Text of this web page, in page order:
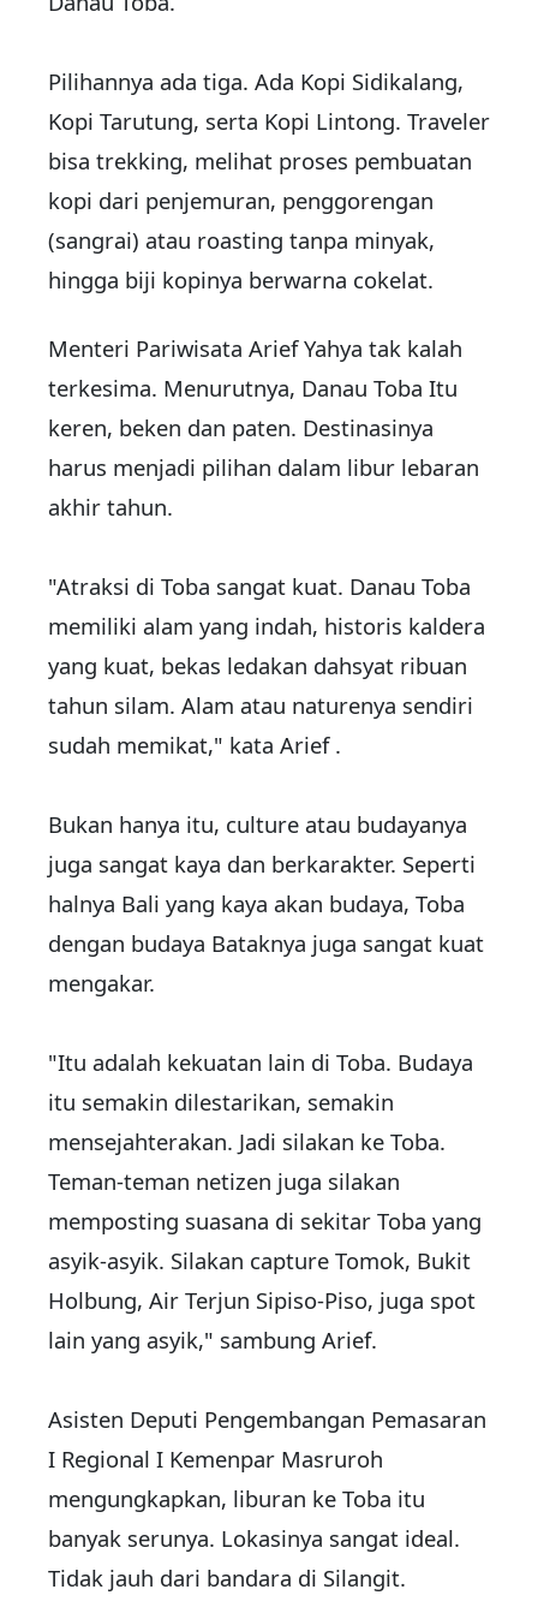
Pilihannya ada tiga. Ada Kopi Sidikalang,
Kopi Tarutung, serta Kopi Lintong. Traveler
bisa trekking, melihat proses pembuatan
kopi dari penjemuran, penggorengan
(sangrai) atau roasting tanpa minyak,
hingga biji kopinya berwarna cokelat.
Menteri Pariwisata Arief Yahya tak kalah
terkesima. Menurutnya, Danau Toba Itu
keren, beken dan paten. Destinasinya
harus menjadi pilihan dalam libur lebaran
akhir tahun.
"Atraksi di Toba sangat kuat. Danau Toba
memiliki alam yang indah, historis kaldera
yang kuat, bekas ledakan dahsyat ribuan
tahun silam. Alam atau naturenya sendiri
sudah memikat," kata Arief .
Bukan hanya itu, culture atau budayanya
juga sangat kaya dan berkarakter. Seperti
halnya Bali yang kaya akan budaya, Toba
dengan budaya Bataknya juga sangat kuat
mengakar.
"Itu adalah kekuatan lain di Toba. Budaya
itu semakin dilestarikan, semakin
mensejahterakan. Jadi silakan ke Toba.
Teman-teman netizen juga silakan
memposting suasana di sekitar Toba yang
asyik-asyik. Silakan capture Tomok, Bukit
Holbung, Air Terjun Sipiso-Piso, juga spot
lain yang asyik," sambung Arief.
Asisten Deputi Pengembangan Pemasaran
I Regional I Kemenpar Masruroh
mengungkapkan, liburan ke Toba itu
banyak serunya. Lokasinya sangat ideal.
Tidak jauh dari bandara di Silangit.